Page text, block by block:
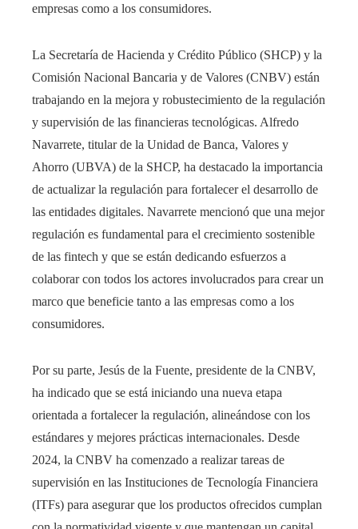
empresas como a los consumidores.
La Secretaría de Hacienda y Crédito Público (SHCP) y la
Comisión Nacional Bancaria y de Valores (CNBV) están
trabajando en la mejora y robustecimiento de la regulación
y supervisión de las financieras tecnológicas. Alfredo
Navarrete, titular de la Unidad de Banca, Valores y
Ahorro (UBVA) de la SHCP, ha destacado la importancia
de actualizar la regulación para fortalecer el desarrollo de
las entidades digitales. Navarrete mencionó que una mejor
regulación es fundamental para el crecimiento sostenible
de las fintech y que se están dedicando esfuerzos a
colaborar con todos los actores involucrados para crear un
marco que beneficie tanto a las empresas como a los
consumidores.
Por su parte, Jesús de la Fuente, presidente de la CNBV,
ha indicado que se está iniciando una nueva etapa
orientada a fortalecer la regulación, alineándose con los
estándares y mejores prácticas internacionales. Desde
2024, la CNBV ha comenzado a realizar tareas de
supervisión en las Instituciones de Tecnología Financiera
(ITFs) para asegurar que los productos ofrecidos cumplan